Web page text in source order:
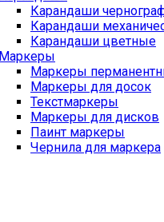
Карандаши
Карандаши
Карандаши цветные
Маркеры
Маркеры
Маркеры для досок
Текстмаркеры
Маркеры для дисков
Паинт маркеры
Чернила для маркера